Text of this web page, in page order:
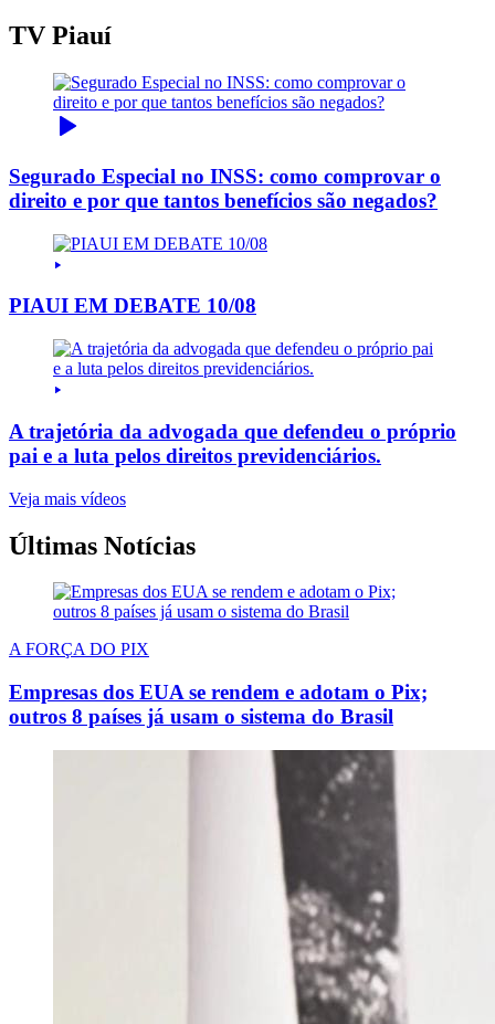
TV Piauí
Segurado Especial no INSS: como comprovar o
direito e por que tantos benefícios são negados?
PIAUI EM DEBATE 10/08
A trajetória da advogada que defendeu o próprio
pai e a luta pelos direitos previdenciários.
Veja mais vídeos
Últimas Notícias
A FORÇA DO PIX
Empresas dos EUA se rendem e adotam o Pix;
outros 8 países já usam o sistema do Brasil